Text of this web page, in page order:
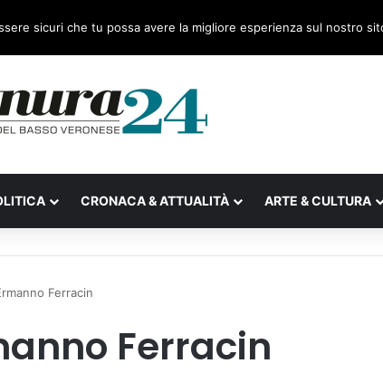
CRONACA & ATTUALITÀ ARTE & CULTURA
Ferracin
Ferracin
sicuri che tu possa avere la migliore esperienza sul nostro